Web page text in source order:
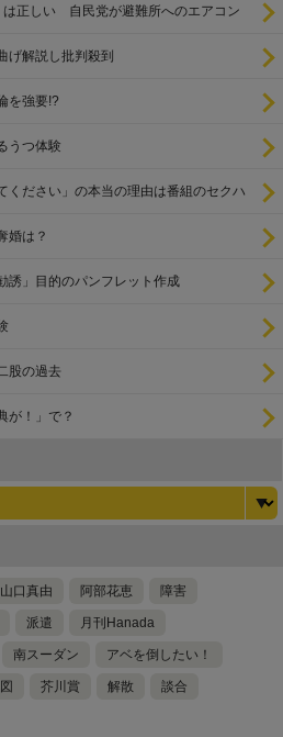
は正しい 自民党が避難所へのエアコン
げ解説し批判殺到
を強要!?
うつ体験
ください」の本当の理由は番組のセクハ
婚は？
誘」目的のパンフレット作成
股の過去
が！」で？
山口真由 阿部花恵 障害
派遣 月刊Hanada
南スーダン アベを倒したい！
芥川賞 解散 談合